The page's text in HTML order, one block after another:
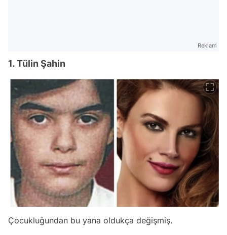
Reklam
1. Tülin Şahin
Çocukluğundan bu yana oldukça değişmiş.